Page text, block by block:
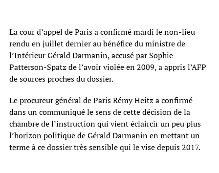
La cour d’appel de Paris a confirmé mardi le non-lieu
rendu en juillet dernier au bénéfice du ministre de
l’Intérieur Gérald Darmanin, accusé par Sophie
Patterson-Spatz de l’avoir violée en 2009, a appris l’AFP
de sources proches du dossier.
Le procureur général de Paris Rémy Heitz a confirmé
dans un communiqué le sens de cette décision de la
chambre de l’instruction qui vient éclaircir un peu plus
l’horizon politique de Gérald Darmanin en mettant un
terme à ce dossier très sensible qui le vise depuis 2017.